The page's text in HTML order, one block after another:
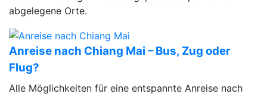
abgelegene Orte.
Anreise nach Chiang Mai – Bus, Zug oder
Flug?
Alle Möglichkeiten für eine entspannte Anreise nach